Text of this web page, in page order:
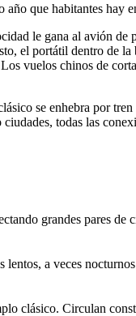
año que habitantes hay
le gana al avión
el portátil dentro de
vuelos chinos de
se enhebra por tren
ciudades, todas las
grandes pares
a veces
clásico. Circulan